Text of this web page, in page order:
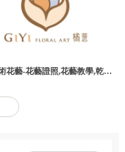
花藝-花藝證照,花藝教學,乾燥